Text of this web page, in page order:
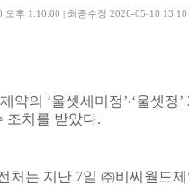
오후 1:10:00 | 최종수정 2026-05-10 13:10
약의 ‘울셋세미정’‧‘울셋정’
조치를 받았다.
처는 지난 7일 ㈜비씨월드